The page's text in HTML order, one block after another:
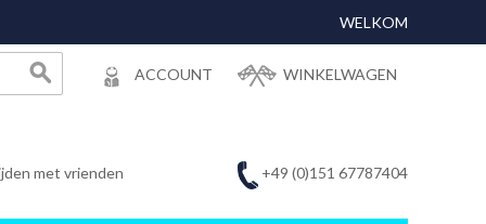
WELKOM
ACCOUNT WINKELWAGEN
met vrienden +49 (0)151 67787404